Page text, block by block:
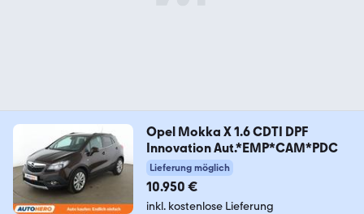
Opel Mokka X 1.6 CDTI DPF
Innovation Aut.*EMP*CAM*PDC
Lieferung möglich
10.950 €
inkl. kostenlose Lieferung